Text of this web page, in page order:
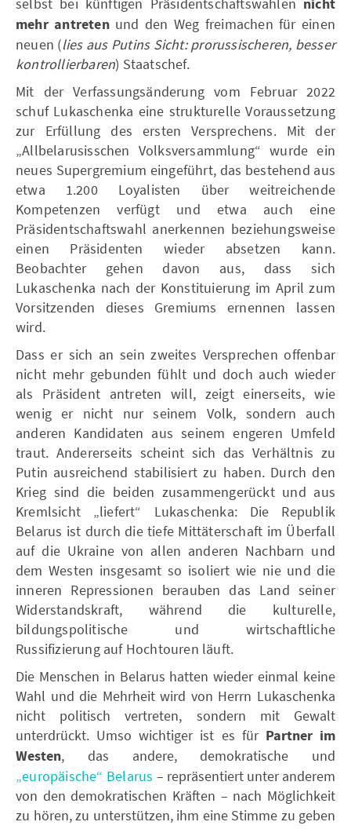
nicht
mehr antretenund den Weg freimachen für einen
neuen (lies aus Putins Sicht: prorussischeren, besser
kontrollierbaren) Staatschef.
Mit der Verfassungsänderung vom Februar 2022
schuf Lukaschenka eine strukturelle Voraussetzung
zur Erfüllung des ersten Versprechens. Mit der
„Allbelarusisschen Volksversammlung“ wurde ein
neues Supergremium eingeführt, das bestehend aus
etwa 1.200 Loyalisten über weitreichende
Kompetenzen verfügt und etwa auch eine
Präsidentschaftswahl anerkennen beziehungsweise
einen Präsidenten wieder absetzen kann.
Beobachter gehen davon aus, dass sich
Lukaschenka nach der Konstituierung im April zum
Vorsitzenden dieses Gremiums ernennen lassen
wird.
Dass er sich an sein zweites Versprechen offenbar
nicht mehr gebunden fühlt und doch auch wieder
als Präsident antreten will, zeigt einerseits, wie
wenig er nicht nur seinem Volk, sondern auch
anderen Kandidaten aus seinem engeren Umfeld
traut. Andererseits scheint sich das Verhältnis zu
Putin ausreichend stabilisiert zu haben. Durch den
Krieg sind die beiden zusammengerückt und aus
Kremlsicht „liefert“ Lukaschenka: Die Republik
Belarus ist durch die tiefe Mittäterschaft im Überfall
auf die Ukraine von allen anderen Nachbarn und
dem Westen insgesamt so isoliert wie nie und die
inneren Repressionen berauben das Land seiner
Widerstandskraft, während die kulturelle,
bildungspolitische und wirtschaftliche
Russifizierung auf Hochtouren läuft.
Die Menschen in Belarus hatten wieder einmal keine
Wahl und die Mehrheit wird von Herrn Lukaschenka
nicht politisch vertreten, sondern mit Gewalt
unterdrückt. Umso wichtiger ist es für Partner im
Westen, das andere, demokratische und
„europäische“ Belarus – repräsentiert unter anderem
von den demokratischen Kräften – nach Möglichkeit
zu hören, zu unterstützen, ihm eine Stimme zu geben